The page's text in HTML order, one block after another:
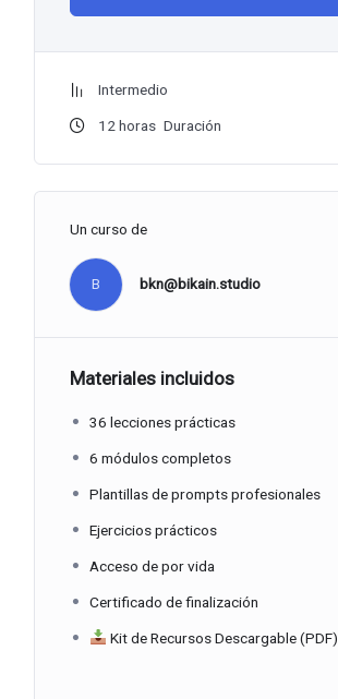
Intermedio
12 horas Duración
Un curso de
B bkn@bikain.studio
Materiales incluidos
36 lecciones prácticas
6 módulos completos
Plantillas de prompts profesionales
Ejercicios prácticos
Acceso de por vida
Certificado de finalización
Kit de Recursos Descargable (PDF)